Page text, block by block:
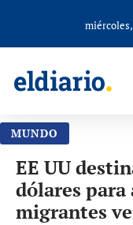
miércoles,
MUNDO
EE UU
dólares
migrantes